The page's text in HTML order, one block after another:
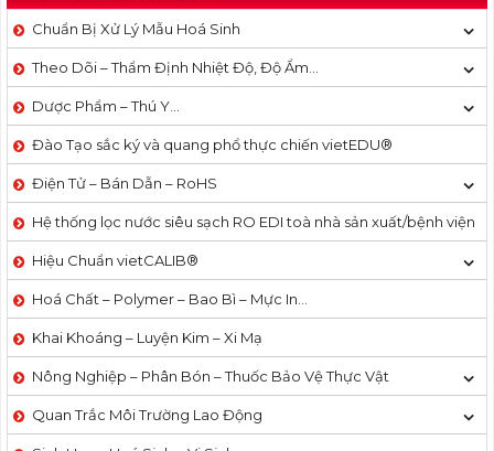
Chuẩn Bị Xử Lý Mẫu Hoá Sinh
Theo Dõi – Thẩm Định Nhiệt Độ, Độ Ẩm…
Dược Phẩm – Thú Y…
Đào Tạo sắc ký và quang phổ thực chiến vietEDU®
Điện Tử – Bán Dẫn – RoHS
Hệ thống lọc nước siêu sạch RO EDI​​ toà nhà sản xuất/bệnh viện
Hiệu Chuẩn vietCALIB®
Hoá Chất – Polymer – Bao Bì – Mực In…
Khai Khoáng – Luyện Kim – Xi Mạ
Nông Nghiệp – Phân Bón – Thuốc Bảo Vệ Thực Vật
Quan Trắc Môi Trường Lao Động